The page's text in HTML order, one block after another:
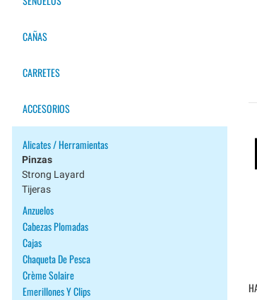
CAÑAS
CARRETES
ACCESORIOS
Alicates / Herramientas
Pinzas
Strong Layard
Tijeras
Anzuelos
Cabezas Plomadas
Cajas
Chaqueta De Pesca
Crème Solaire
Emerillones Y Clips